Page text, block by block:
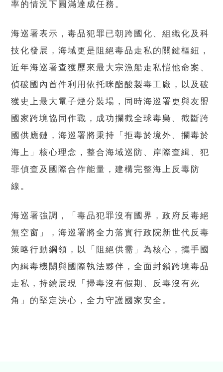
率的情況下圓滿達成任務。
海巡署表示，毒品犯罪已朝跨國化、組織化及科
技化發展，海域更是阻絕毒品走私的關鍵樞紐，
近年海巡署查獲歷來最大宗漁船走私愷他命案、
偵破國內首件利用依托咪酯酸製毒工廠，以及破
獲史上最大電子煙分裝場，同時海巡署更與友盟
國家跨境協同作戰，成功攔截全球毒梟、截斷跨
國供應鏈，海巡署將秉持「拒毒於境外、攔毒於
海上」核心理念，整合海域巡防、岸際查緝、犯
罪偵查及國際合作能量，建構完整海上反毒防
線。
海巡署強調，「毒品犯罪沒有國界，政府反毒絕
無空窗」，海巡署將全力落實行政院新世代反毒
策略行動綱領，以「阻絕供需」為核心，攜手國
內緝毒機關與國際執法夥伴，全面封鎖跨境毒品
走私，持續展現「掃毒沒有假期、反毒沒有死
角」的堅定決心，全力守護國家安全。